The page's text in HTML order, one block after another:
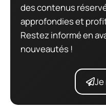
des contenus
approfondies et
Restez informé en
nouveautés !
Je